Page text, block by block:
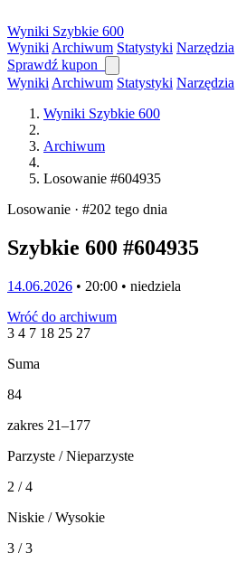
Wyniki Szybkie 600
Wyniki Archiwum Statystyki Narzędzia
Sprawdź kupon
Wyniki Archiwum Statystyki Narzędzia
Wyniki Szybkie 600
Archiwum
Losowanie #604935
Losowanie · #202 tego dnia
Szybkie 600 #604935
14.06.2026 • 20:00 • niedziela
Wróć do archiwum
3 4 7 18 25 27
Suma
84
zakres 21–177
Parzyste / Nieparzyste
2 / 4
Niskie / Wysokie
3 / 3